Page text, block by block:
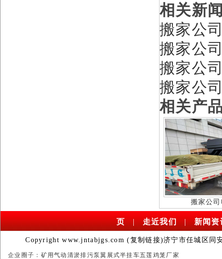
相关新
搬家公
搬家公
搬家公
搬家公
相关产
搬家公
页 | 走近我们 | 新闻资
Copyright www.jntabjgs.com (复制链接)济宁市任城区同
企业圈子： 矿用气动清淤排污泵翼展式半挂车五莲鸡笼厂家